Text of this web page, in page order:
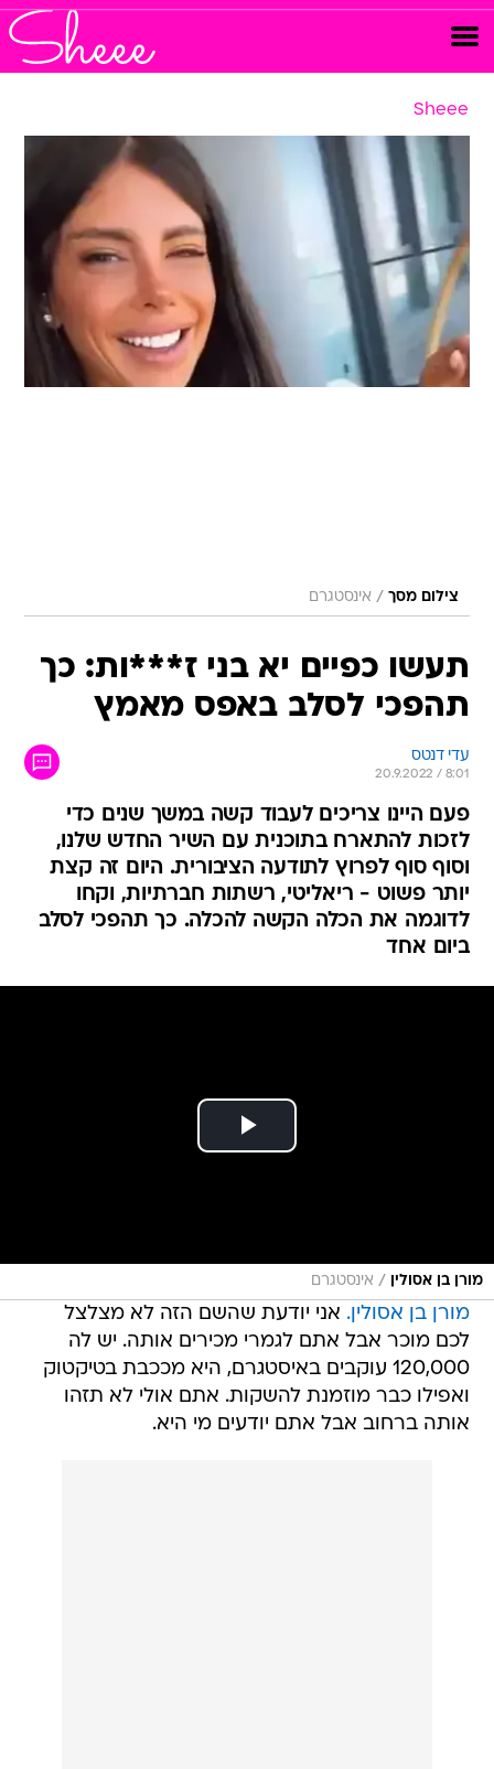
Sheee
צילום מסך / אינסטגרם
תעשו כפיים יא בני ז***ות: כך
תהפכי לסלב באפס מאמץ
עדי דנטס
20.9.2022 / 8:01
פעם היינו צריכים לעבוד קשה במשך שנים כדי
לזכות להתארח בתוכנית עם השיר החדש שלנו,
וסוף סוף לפרוץ לתודעה הציבורית. היום זה קצת
יותר פשוט - ריאליטי, רשתות חברתיות, וקחו
לדוגמה את הכלה הקשה להכלה. כך תהפכי לסלב
ביום אחד
מורן בן אסולין / אינסטגרם
מורן בן אסולין. אני יודעת שהשם הזה לא מצלצל
לכם מוכר אבל אתם לגמרי מכירים אותה. יש לה
120,000 עוקבים באיסטגרם, היא מככבת בטיקטוק
ואפילו כבר מוזמנת להשקות. אתם אולי לא תזהו
אותה ברחוב אבל אתם יודעים מי היא.